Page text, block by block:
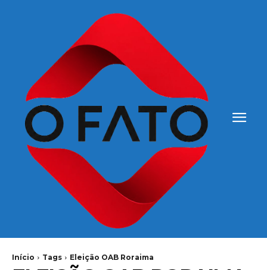
Início Tags Eleição OAB Roraima